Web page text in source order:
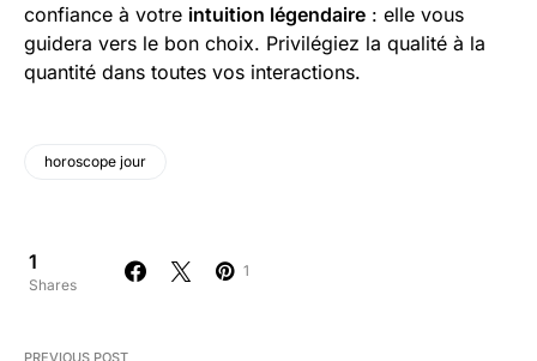
confiance à votre intuition légendaire : elle vous
guidera vers le bon choix. Privilégiez la qualité à la
quantité dans toutes vos interactions.
horoscope jour
1
Shares
1
PREVIOUS POST